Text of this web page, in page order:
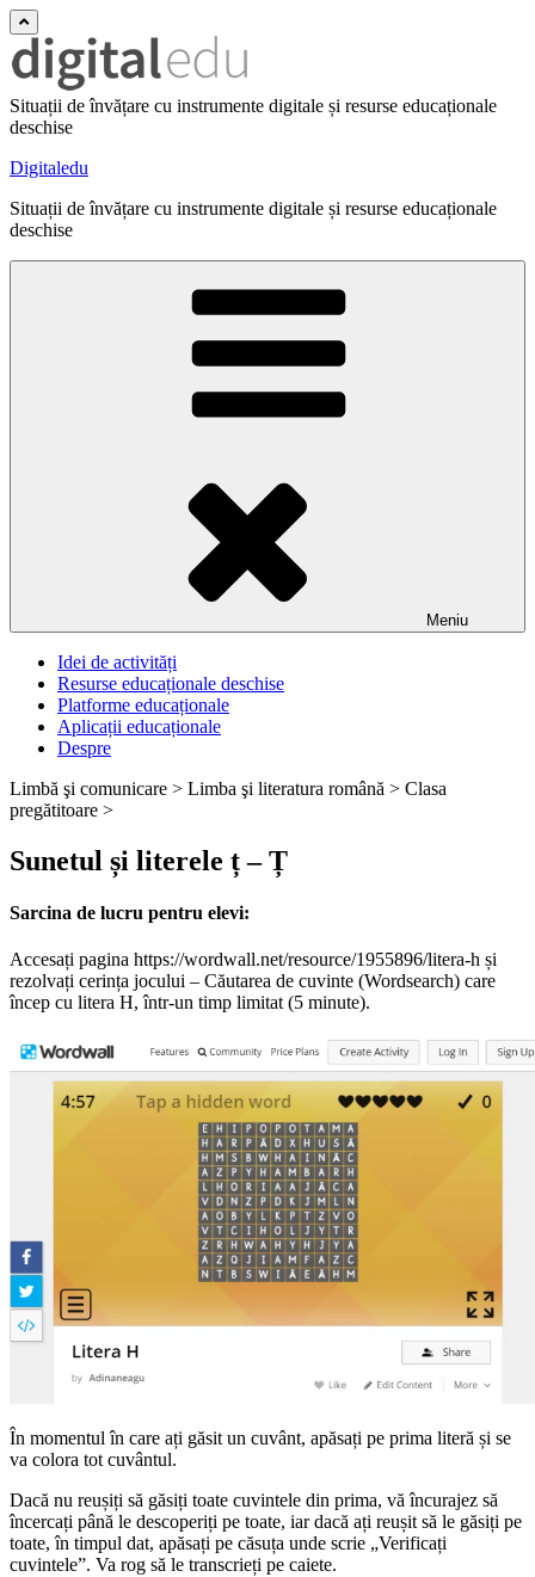
Situații de învățare cu instrumente digitale și resurse educaționale
deschise
Digitaledu
Situații de învățare cu instrumente digitale și resurse educaționale
deschise
Meniu
Idei de activități
Resurse educaționale deschise
Platforme educaționale
Aplicații educaționale
Despre
Limbă şi comunicare > Limba şi literatura română > Clasa
pregătitoare >
Sunetul și literele ț – Ț
Sarcina de lucru pentru elevi:
Accesați pagina https://wordwall.net/resource/1955896/litera-h și
rezolvați cerința jocului – Căutarea de cuvinte (Wordsearch) care
încep cu litera H, într-un timp limitat (5 minute).
În momentul în care ați găsit un cuvânt, apăsați pe prima literă și se
va colora tot cuvântul.
Dacă nu reușiți să găsiți toate cuvintele din prima, vă încurajez să
încercați până le descoperiți pe toate, iar dacă ați reușit să le găsiți pe
toate, în timpul dat, apăsați pe căsuța unde scrie „Verificați
cuvintele”. Va rog să le transcrieți pe caiete.